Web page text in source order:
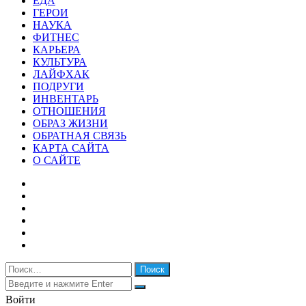
ГЕРОИ
НАУКА
ФИТНЕС
КАРЬЕРА
КУЛЬТУРА
ЛАЙФХАК
ПОДРУГИ
ИНВЕНТАРЬ
ОТНОШЕНИЯ
ОБРАЗ ЖИЗНИ
ОБРАТНАЯ СВЯЗЬ
КАРТА САЙТА
О САЙТЕ
Найти:
Закрыть
Искать
Закрыть
Войти